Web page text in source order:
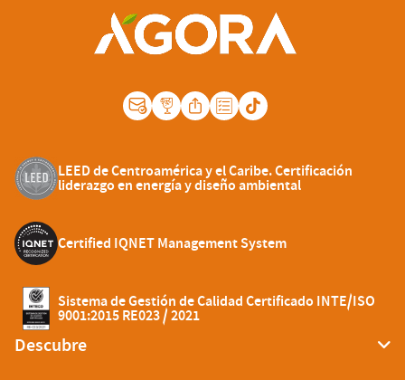
LEED de Centroamérica y el Caribe. Certificación
liderazgo en energía y diseño ambiental
Certified IQNET Management System
Sistema de Gestión de Calidad Certificado INTE/ISO
9001:2015 RE023 / 2021
Descubre